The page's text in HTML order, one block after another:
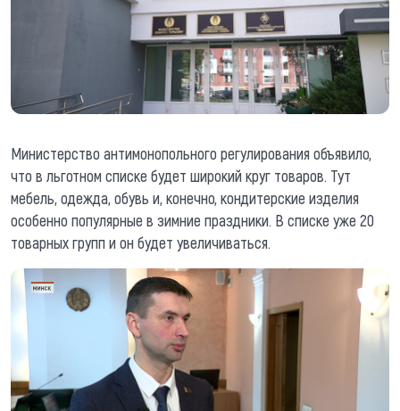
Министерство антимонопольного регулирования объявило,
что в льготном списке будет широкий круг товаров. Тут
мебель, одежда, обувь и, конечно, кондитерские изделия
особенно популярные в зимние праздники. В списке уже 20
товарных групп и он будет увеличиваться.